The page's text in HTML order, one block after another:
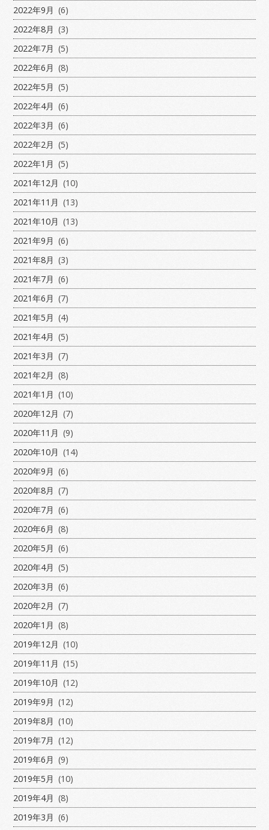
2022年9月 (6)
2022年8月 (3)
2022年7月 (5)
2022年6月 (8)
2022年5月 (5)
2022年4月 (6)
2022年3月 (6)
2022年2月 (5)
2022年1月 (5)
2021年12月 (10)
2021年11月 (13)
2021年10月 (13)
2021年9月 (6)
2021年8月 (3)
2021年7月 (6)
2021年6月 (7)
2021年5月 (4)
2021年4月 (5)
2021年3月 (7)
2021年2月 (8)
2021年1月 (10)
2020年12月 (7)
2020年11月 (9)
2020年10月 (14)
2020年9月 (6)
2020年8月 (7)
2020年7月 (6)
2020年6月 (8)
2020年5月 (6)
2020年4月 (5)
2020年3月 (6)
2020年2月 (7)
2020年1月 (8)
2019年12月 (10)
2019年11月 (15)
2019年10月 (12)
2019年9月 (12)
2019年8月 (10)
2019年7月 (12)
2019年6月 (9)
2019年5月 (10)
2019年4月 (8)
2019年3月 (6)